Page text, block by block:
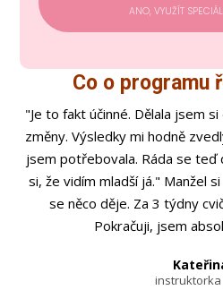
ANO, VYUŽÍT
Co o programu
"Je to fakt účinné. Dělala jsem
změny. Výsledky mi hodně
jsem potřebovala. Ráda se teď
si, že vidím mladší já." Manžel
se něco děje. Za 3 týdny
Pokračuji, jsem
instruktorka